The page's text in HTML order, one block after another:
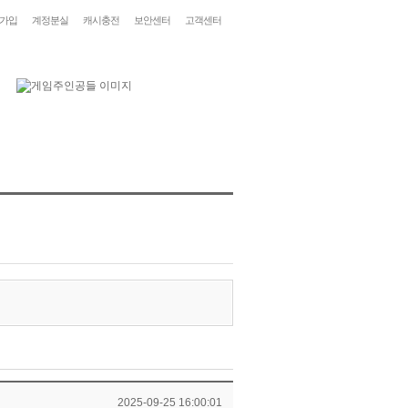
입 계정분실 캐시충전 보안센터 고객센터
2025-09-25 16:00:01